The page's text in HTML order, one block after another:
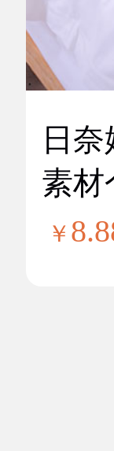
日
素材
￥